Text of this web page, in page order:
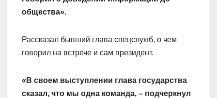
общества».
Рассказал бывший глава спецслужб, о чем
говорил на встрече и сам президент.
«В своем выступлении глава государства
сказал, что мы одна команда, – подчеркнул